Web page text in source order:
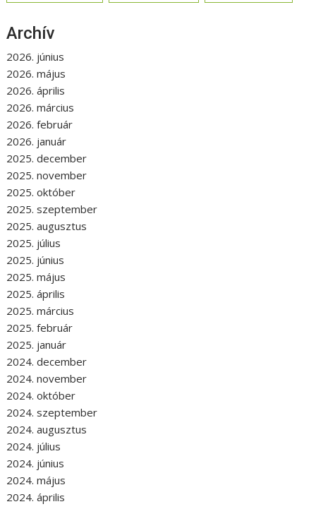
Archív
2026. június
2026. május
2026. április
2026. március
2026. február
2026. január
2025. december
2025. november
2025. október
2025. szeptember
2025. augusztus
2025. július
2025. június
2025. május
2025. április
2025. március
2025. február
2025. január
2024. december
2024. november
2024. október
2024. szeptember
2024. augusztus
2024. július
2024. június
2024. május
2024. április